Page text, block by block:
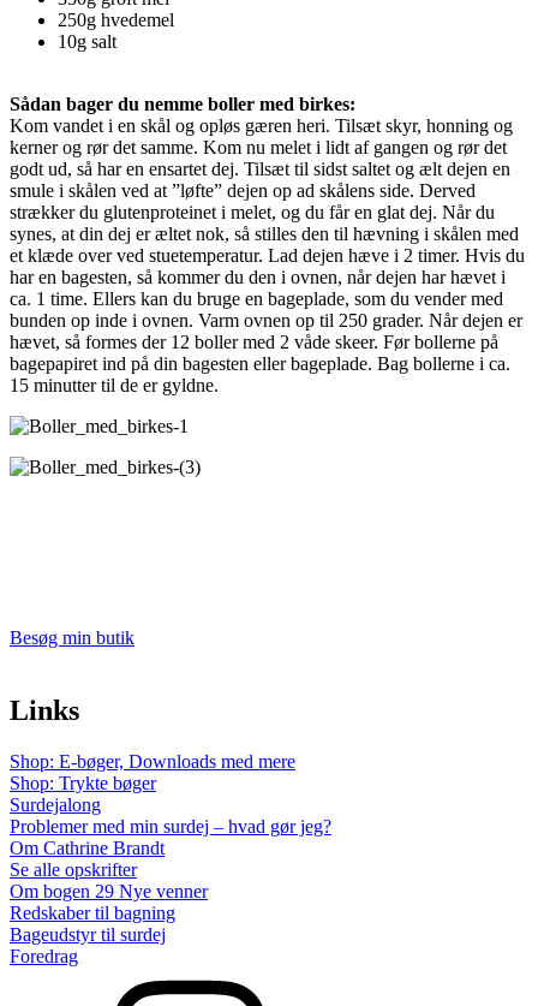
250g hvedemel
10g salt
Sådan bager du nemme boller med birkes:
Kom vandet i en skål og opløs gæren heri. Tilsæt skyr, honning og
kerner og rør det samme. Kom nu melet i lidt af gangen og rør det
godt ud, så har en ensartet dej. Tilsæt til sidst saltet og ælt dejen en
smule i skålen ved at ”løfte” dejen op ad skålens side. Derved
strækker du glutenproteinet i melet, og du får en glat dej. Når du
synes, at din dej er æltet nok, så stilles den til hævning i skålen med
et klæde over ved stuetemperatur. Lad dejen hæve i 2 timer. Hvis du
har en bagesten, så kommer du den i ovnen, når dejen har hævet i
ca. 1 time. Ellers kan du bruge en bageplade, som du vender med
bunden op inde i ovnen. Varm ovnen op til 250 grader. Når dejen er
hævet, så formes der 12 boller med 2 våde skeer. Før bollerne på
bagepapiret ind på din bagesten eller bageplade. Bag bollerne i ca.
15 minutter til de er gyldne.
Besøg min butik
Links
Shop: E-bøger, Downloads med mere
Shop: Trykte bøger
Surdejalong
Problemer med min surdej – hvad gør jeg?
Om Cathrine Brandt
Se alle opskrifter
Om bogen 29 Nye venner
Redskaber til bagning
Bageudstyr til surdej
Foredrag